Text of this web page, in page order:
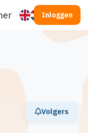
Inloggen
Volgers